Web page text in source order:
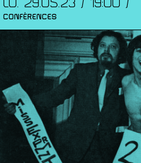
LU. 29.05.23 / 19:00 /
CONFÉRENCES